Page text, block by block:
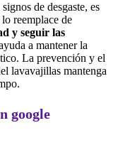
de desgaste, es
reemplace de
y seguir las
a mantener la
La prevención y el
lavavajillas mantenga